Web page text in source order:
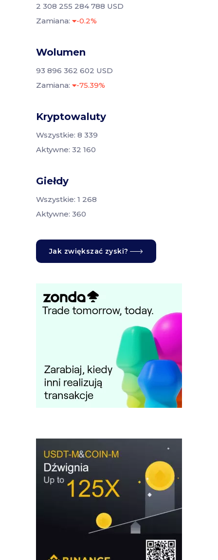
2 308 255 284 788 USD
Zamiana:
-0.2%
Wolumen
93 896 362 602 USD
Zamiana:
-75.39%
Kryptowaluty
Wszystkie: 8 339
Aktywne: 32 160
Giełdy
Wszystkie: 1 268
Aktywne: 360
Jak zwiększać zyski?